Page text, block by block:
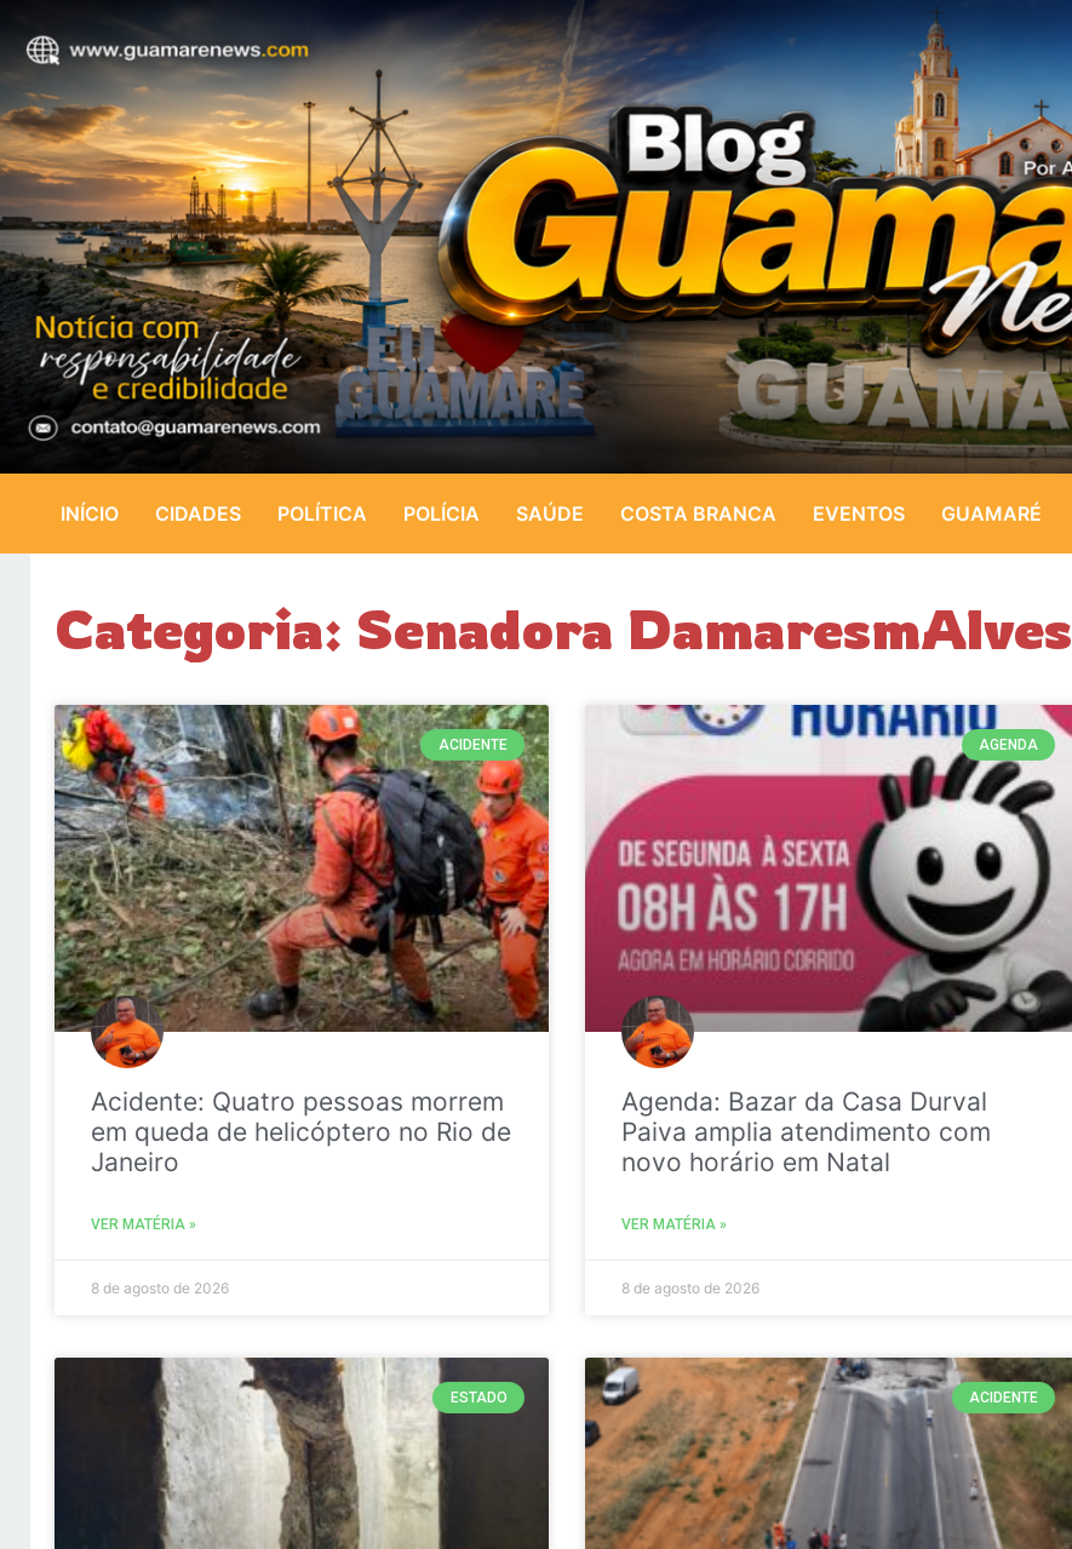
INÍCIO CIDADES POLÍTICA POLÍCIA SAÚDE COSTA BRANCA EVENTOS GUAMARÉ
Categoria: Senadora DamaresmAlves
ACIDENTE
Acidente: Quatro pessoas morrem
em queda de helicóptero no Rio de
Janeiro
VER MATÉRIA »
8 de agosto de 2026
AGENDA
Agenda: Bazar da Casa Durval
Paiva amplia atendimento com
novo horário em Natal
VER MATÉRIA »
8 de agosto de 2026
ESTADO ACIDENTE